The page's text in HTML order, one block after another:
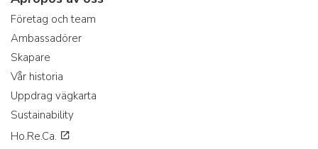
Företag och team
Ambassadörer
Skapare
Vår historia
Uppdrag vägkarta
Sustainability
Ho.Re.Ca.